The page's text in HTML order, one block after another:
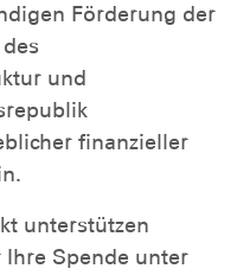
Förderung der
und
finanzieller
unterstützen
Spende unter